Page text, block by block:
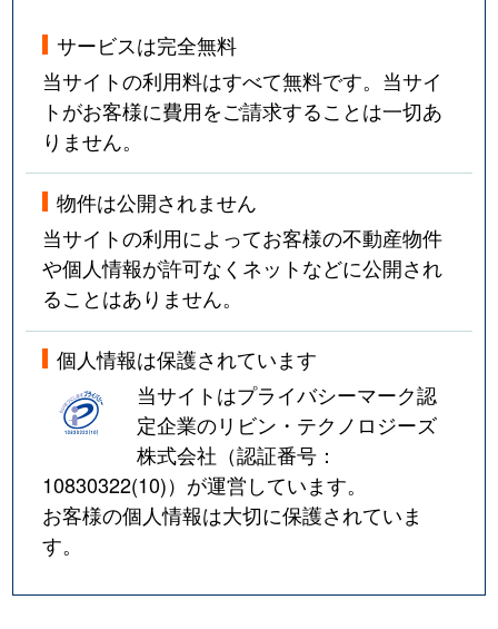
サービスは完全無料
当サイトの利用料はすべて無料です。当サイ
トがお客様に費用をご請求することは一切あ
りません。
物件は公開されません
当サイトの利用によってお客様の不動産物件
や個人情報が許可なくネットなどに公開され
ることはありません。
個人情報は保護されています
当サイトはプライバシーマーク認
定企業のリビン・テクノロジーズ
株式会社（認証番号：
10830322(10)）が運営しています。
お客様の個人情報は大切に保護されていま
す。